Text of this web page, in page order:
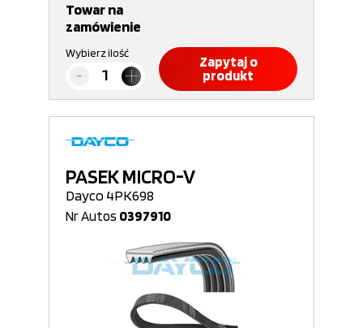
Towar na
zamówienie
Wybierz ilość
Zapytaj o
produkt
PASEK MICRO-V
Dayco 4PK698
Nr Autos 0397910